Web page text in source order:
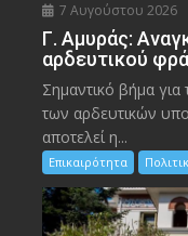
7 Αυγούστου 2026
Γ. Αμυράς:
αρδευτικού
Σημαντικό βήμα για
των αρδευτικών
αποτελεί η...
Επικαιρότητα